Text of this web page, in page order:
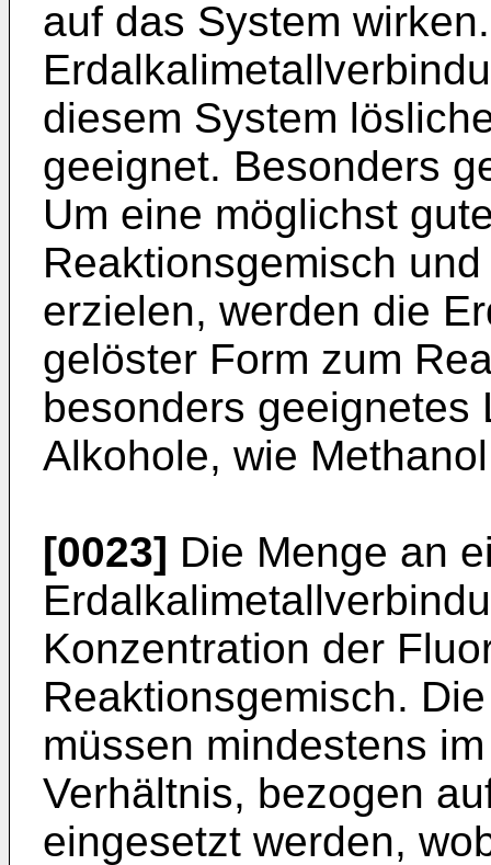
auf das System
diesem System
geeignet. Besonders
Um eine möglichst
Reaktionsgemisch
erzielen, werden die
gelöster Form zum
besonders geeignetes
Alkohole, wie
[0023] Die Menge an
Konzentration der
Reaktionsgemisch.
müssen mindestens
Verhältnis, bezogen
eingesetzt werden,